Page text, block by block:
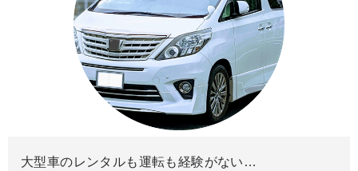
大型車のレンタルも運転も経験がない…